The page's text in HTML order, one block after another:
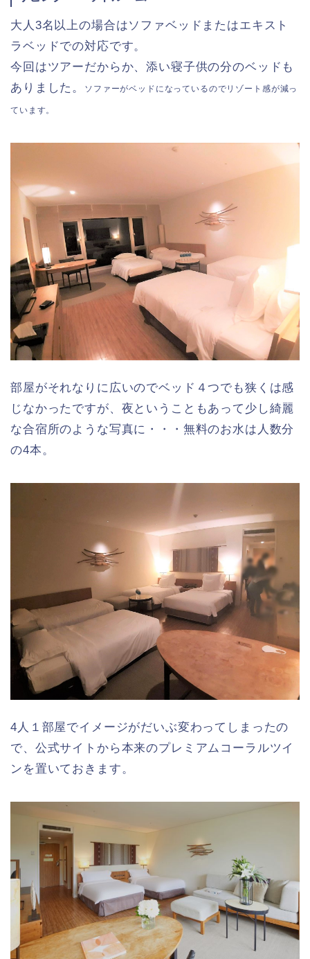
大人3名以上の場合はソファベッドまたはエキスト
ラベッドでの対応です。
今回はツアーだからか、添い寝子供の分のベッドも
ありました。
ソファーがベッドになっているのでリゾート感が減っ
ています。
部屋がそれなりに広いのでベッド４つでも狭くは感
じなかったですが、夜ということもあって少し綺麗
な合宿所のような写真に・・・無料のお水は人数分
の4本。
4人１部屋でイメージがだいぶ変わってしまったの
で、公式サイトから本来のプレミアムコーラルツイ
ンを置いておきます。